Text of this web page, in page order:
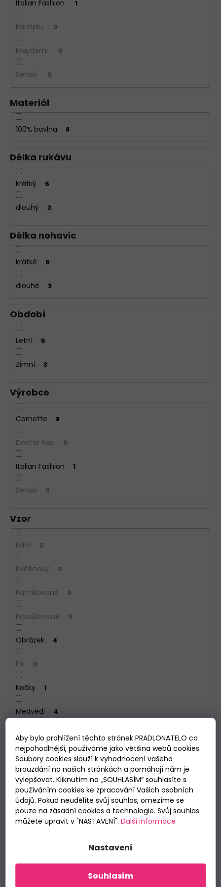
Aby bylo prohlížení těchto stránek PRADLONATELO co
nejpohodlnější, používáme jako většina webů cookies.
Soubory cookies slouží k vyhodnocení vašeho
brouzdání na našich stránkách a pomáhají nám je
vylepšovat. Kliknutím na „SOUHLASÍM“ souhlasíte s
používáním cookies ke zpracování Vašich osobních
údajů. Pokud neudělíte svůj souhlas, omezíme se
pouze na zásadní cookies a technologie. Svůj souhlas
můžete upravit v "NASTAVENÍ". Další informace
Nastavení
Souhlasím
Italian Fashion 1
Karelpiu 0
Muydemi 0
Sensis 0
Materiál
100% bavlna 8
Délka rukávu
krátký 6
dlouhý 3
Délka nohavic
krátké 6
dlouhé 3
Období
Letní 5
Zimní 3
Výrobce
Cornette 8
Doctor Nap 0
Italian Fashion 1
Sensis 0
Vzor
Káro 0
Květinový 0
Puntíkované 0
Proužkované 0
Obrázek 4
Psi 0
Kočky 1
Medvědi 4
VYMAZAT FILTRY
Položek k zobrazení:9
V
ý
p
s
o